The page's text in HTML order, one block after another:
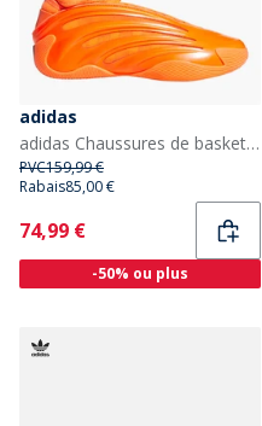
adidas
adidas Chaussures de basketball Harden Volume 9 'Dynamo' Homme Solar Orange/Core Black/Collegiate Purple
PVC159,99 €
Rabais85,00 €
Current
74,99 €
-50% ou plus